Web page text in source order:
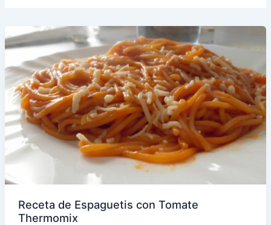
Receta de Espaguetis con Tomate
Thermomix